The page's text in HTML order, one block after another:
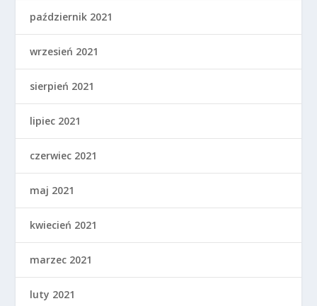
październik 2021
wrzesień 2021
sierpień 2021
lipiec 2021
czerwiec 2021
maj 2021
kwiecień 2021
marzec 2021
luty 2021